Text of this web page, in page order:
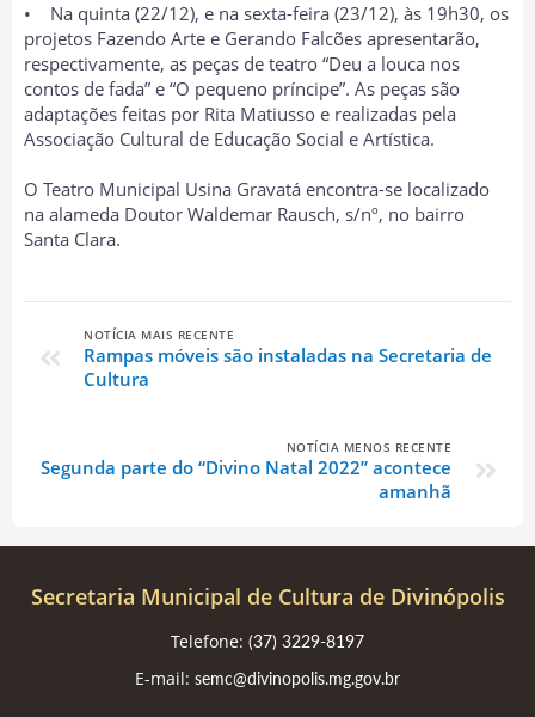
• Na quinta (22/12), e na sexta-feira (23/12), às 19h30, os
projetos Fazendo Arte e Gerando Falcões apresentarão,
respectivamente, as peças de teatro “Deu a louca nos
contos de fada” e “O pequeno príncipe”. As peças são
adaptações feitas por Rita Matiusso e realizadas pela
Associação Cultural de Educação Social e Artística.
O Teatro Municipal Usina Gravatá encontra-se localizado
na alameda Doutor Waldemar Rausch, s/nº, no bairro
Santa Clara.
NOTÍCIA MAIS RECENTE
Rampas móveis são instaladas na Secretaria de
Cultura
NOTÍCIA MENOS RECENTE
Segunda parte do “Divino Natal 2022” acontece
amanhã
Secretaria Municipal de Cultura de Divinópolis
Telefone: (37) 3229-8197
E-mail: semc@divinopolis.mg.gov.br